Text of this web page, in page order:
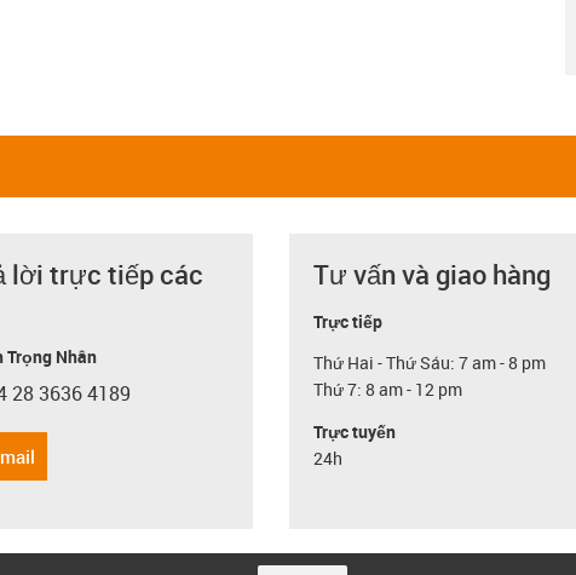
lời trực tiếp các
Trọng Nhân
phone
28 3636 4189
Tư vấn và giao hàng
Trực tiếp
Thứ Hai - Thứ Sáu: 7 am - 8 pm
Thứ 7: 8 am - 12 pm
Trực tuyến
24h